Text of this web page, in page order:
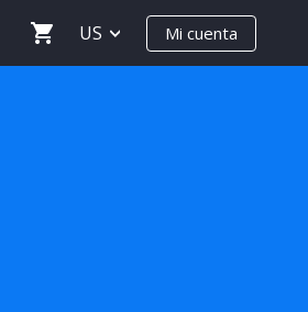
US Mi cuenta